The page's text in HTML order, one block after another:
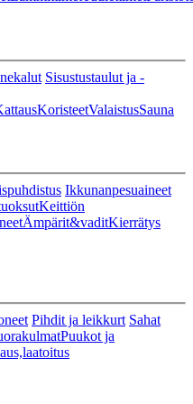
Sisustustaulut ja -
KoristeetValaistusSauna
Ikkunanpesuaineet
Keittiön
Ämpärit&vaditKierrätys
Pihdit ja leikkurt Sahat
Puukot ja